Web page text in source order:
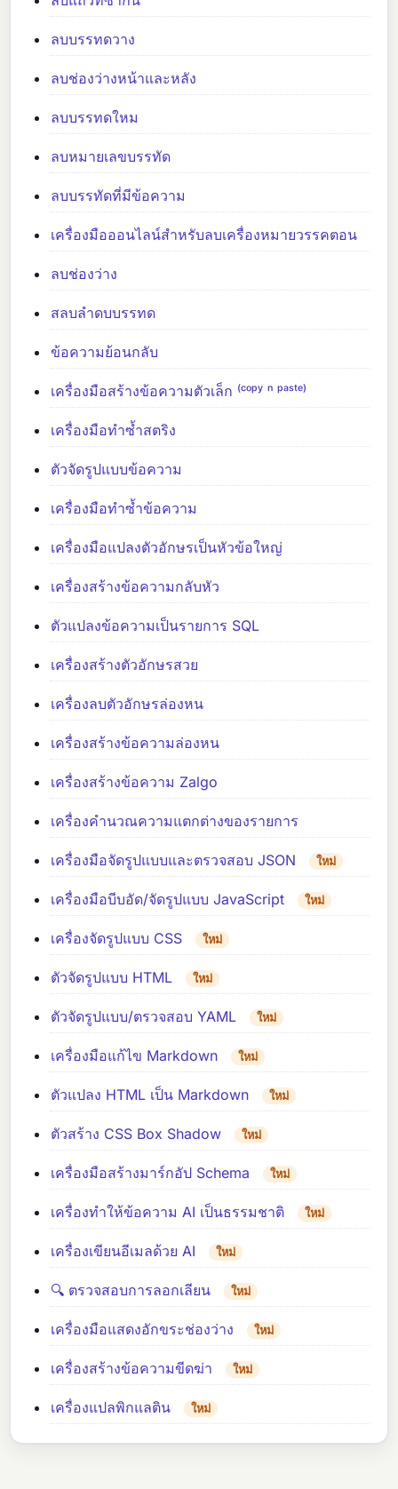
ลบบรรทดวาง
ลบช่องว่างหน้าและหลัง
ลบบรรทดใหม
ลบหมายเลขบรรทัด
ลบบรรทัดที่มีข้อความ
เครื่องมือออนไลน์สำหรับลบเครื่องหมายวรรคตอน
ลบช่องว่าง
สลบลำดบบรรทด
ข้อความย้อนกลับ
เครื่องมือสร้างข้อความตัวเล็ก ⁽ᶜᵒᵖʸ ⁿ ᵖᵃˢᵗᵉ⁾
เครื่องมือทำซ้ำสตริง
ตัวจัดรูปแบบข้อความ
เครื่องมือทำซ้ำข้อความ
เครื่องมือแปลงตัวอักษรเป็นหัวข้อใหญ่
เครื่องสร้างข้อความกลับหัว
ตัวแปลงข้อความเป็นรายการ SQL
เครื่องสร้างตัวอักษรสวย
เครื่องลบตัวอักษรล่องหน
เครื่องสร้างข้อความล่องหน
เครื่องสร้างข้อความ Zalgo
เครื่องคำนวณความแตกต่างของรายการ
เครื่องมือจัดรูปแบบและตรวจสอบ JSON ใหม่
เครื่องมือบีบอัด/จัดรูปแบบ JavaScript ใหม่
เครื่องจัดรูปแบบ CSS ใหม่
ตัวจัดรูปแบบ HTML ใหม่
ตัวจัดรูปแบบ/ตรวจสอบ YAML ใหม่
เครื่องมือแก้ไข Markdown ใหม่
ตัวแปลง HTML เป็น Markdown ใหม่
ตัวสร้าง CSS Box Shadow ใหม่
เครื่องมือสร้างมาร์กอัป Schema ใหม่
เครื่องทำให้ข้อความ AI เป็นธรรมชาติ ใหม่
เครื่องเขียนอีเมลด้วย AI ใหม่
🔍 ตรวจสอบการลอกเลียน ใหม่
เครื่องมือแสดงอักขระช่องว่าง ใหม่
เครื่องสร้างข้อความขีดฆ่า ใหม่
เครื่องแปลพิกแลติน ใหม่